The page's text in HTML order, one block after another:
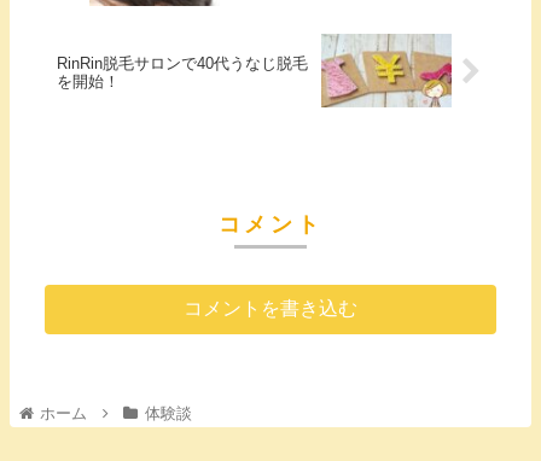
RinRin脱毛サロンで40代うなじ脱毛
を開始！
コメント
コメントを書き込む
ホーム 体験談